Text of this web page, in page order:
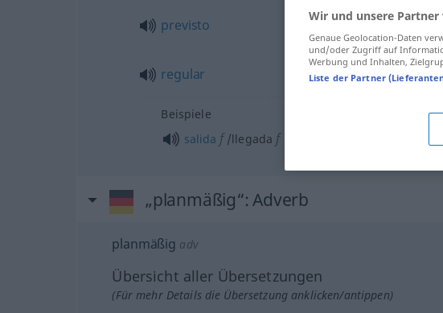
previsto
regular
Beispiele
salida f/llegada fregular
„planmäßig“: Adverb
planmäßig adv
Übersicht aller Übersetzungen
(Für mehr Details die Übersetzung anklicken/antippen)
Wir und unsere
Genaue Geolocation-Daten
und/oder Zugriff auf
Werbung und Inhalten,
Liste der Partner